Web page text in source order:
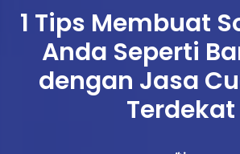
1 Tips Membuat
Anda Seperti
dengan Jasa
Terdekat